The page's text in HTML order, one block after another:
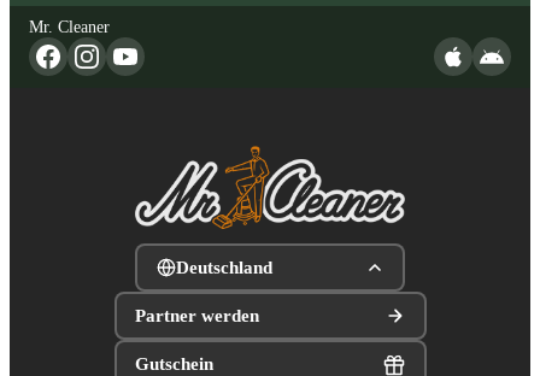
Mr. Cleaner
Deutschland
Partner werden
Gutschein